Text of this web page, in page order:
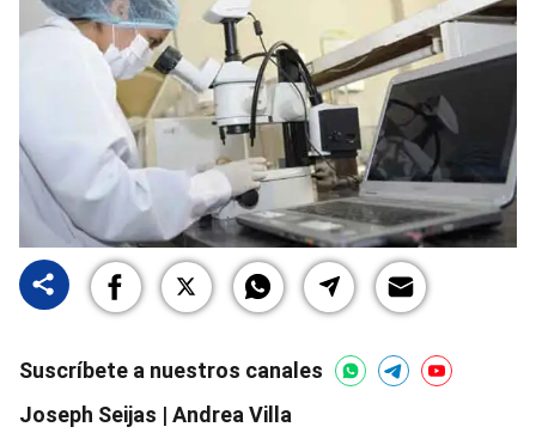
Suscríbete a nuestros canales
Joseph Seijas | Andrea Villa